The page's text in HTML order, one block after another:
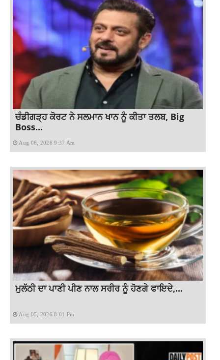
ਚੰਡੀਗੜ੍ਹ ਕੋਰਟ ਨੇ ਸਲਮਾਨ ਖਾਨ ਨੂੰ ਕੀਤਾ ਤਲਬ, Big
Boss...
Aug 06, 2026 9:37 Am
ਮੁਲੱਠੀ ਦਾ ਪਾਣੀ ਪੀਣ ਨਾਲ ਸਰੀਰ ਨੂੰ ਹੋਣਗੇ ਫਾਇਦੇ,...
Aug 05, 2026 8:01 Pm